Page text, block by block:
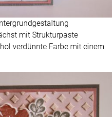
mit Strukturpaste
verdünnte Farbe mit einem